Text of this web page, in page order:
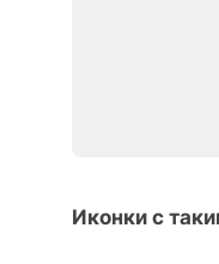
Иконки с